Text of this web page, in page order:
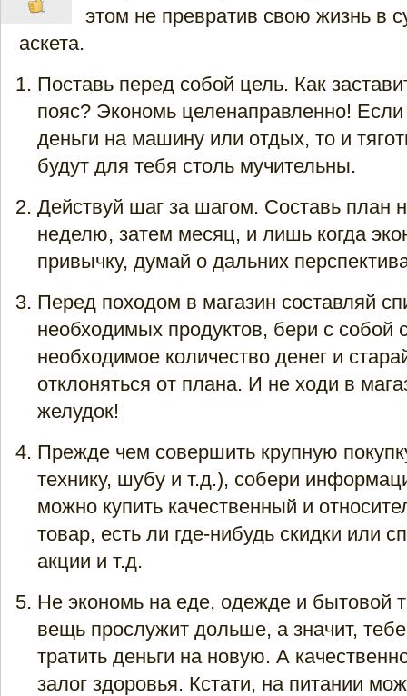
этом не превратив свою жизнь в
аскета.
Поставь перед собой цель. Как
пояс? Экономь целенаправленно!
деньги на машину или отдых, то и
будут для тебя столь мучительны.
Действуй шаг за шагом. Составь план
неделю, затем месяц, и лишь когда
привычку, думай о дальних
Перед походом в магазин составляй
необходимых продуктов, бери с собой
необходимое количество денег и
отклоняться от плана. И не ходи в
желудок!
Прежде чем совершить крупную
технику, шубу и т.д.), собери
можно купить качественный и
товар, есть ли где-нибудь скидки или
акции и т.д.
Не экономь на еде, одежде и бытовой
вещь прослужит дольше, а значит,
тратить деньги на новую. А
залог здоровья. Кстати, на питании